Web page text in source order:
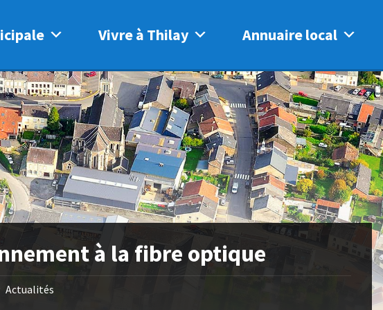
Vivre à Thilay Annuaire local
à la fibre optique
Actualités